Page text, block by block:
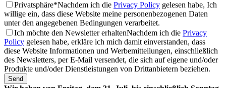
Privatsphäre*Nachdem ich die Privacy Policy gelesen habe, Ich
willige ein, dass diese Website meine personenbezogenen Daten
unter den angegebenen Bedingungen verarbeitet.
Ich möchte den Newsletter erhaltenNachdem ich die Privacy
Policy gelesen habe, erkläre ich mich damit einverstanden, dass
diese Website Informationen und Werbemitteilungen, einschließlich
des Newsletters, per E-Mail versendet, die sich auf eigene und/oder
Produkte und/oder Dienstleistungen von Drittanbietern beziehen.
Send